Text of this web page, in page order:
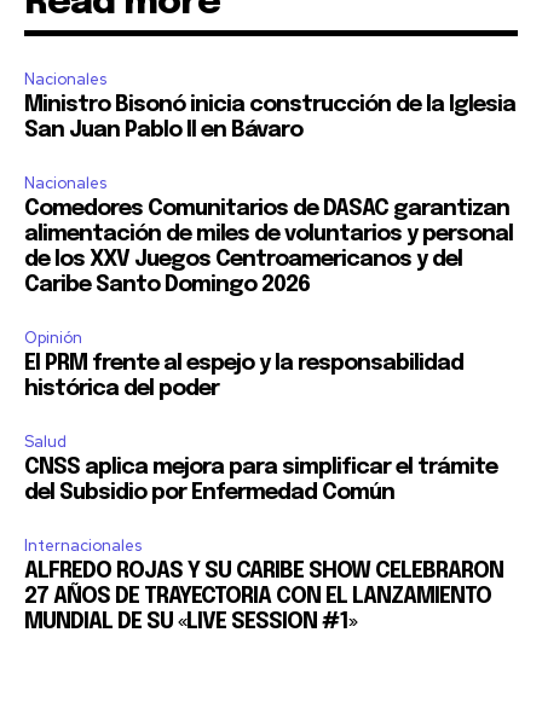
Nacionales
Ministro Bisonó inicia construcción de la Iglesia
San Juan Pablo II en Bávaro
Nacionales
Comedores Comunitarios de DASAC garantizan
alimentación de miles de voluntarios y personal
de los XXV Juegos Centroamericanos y del
Caribe Santo Domingo 2026
Opinión
El PRM frente al espejo y la responsabilidad
histórica del poder
Salud
CNSS aplica mejora para simplificar el trámite
del Subsidio por Enfermedad Común
Internacionales
ALFREDO ROJAS Y SU CARIBE SHOW CELEBRARON
27 AÑOS DE TRAYECTORIA CON EL LANZAMIENTO
MUNDIAL DE SU «LIVE SESSION #1»